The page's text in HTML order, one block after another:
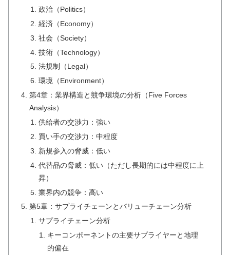
政治（Politics）
経済（Economy）
社会（Society）
技術（Technology）
法規制（Legal）
環境（Environment）
第4章：業界構造と競争環境の分析（Five Forces
Analysis）
供給者の交渉力：強い
買い手の交渉力：中程度
新規参入の脅威：低い
代替品の脅威：低い（ただし長期的には中程度に上
昇）
業界内の競争：高い
第5章：サプライチェーンとバリューチェーン分析
サプライチェーン分析
キーコンポーネントの主要サプライヤーと地理
的偏在